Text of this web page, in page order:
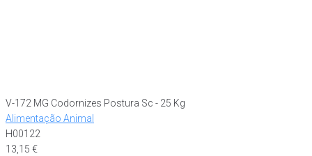
V-172 MG Codornizes Postura Sc - 25 Kg
Alimentação Animal
H00122
13,15 €